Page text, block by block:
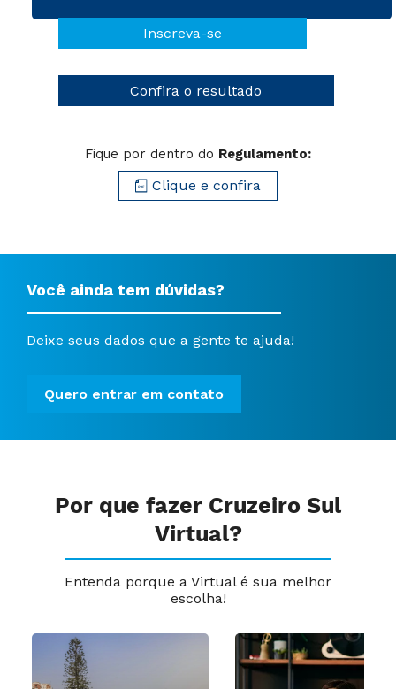
Inscreva-se
Confira o resultado
Fique por dentro do Regulamento:
Clique e confira
Você ainda tem dúvidas?
Deixe seus dados que a gente te ajuda!
Quero entrar em contato
Por que fazer Cruzeiro Sul
Virtual?
Entenda porque a Virtual é sua melhor
escolha!